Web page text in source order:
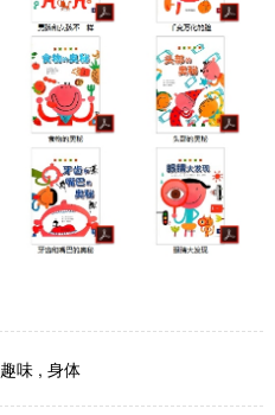
趣味 , 身体